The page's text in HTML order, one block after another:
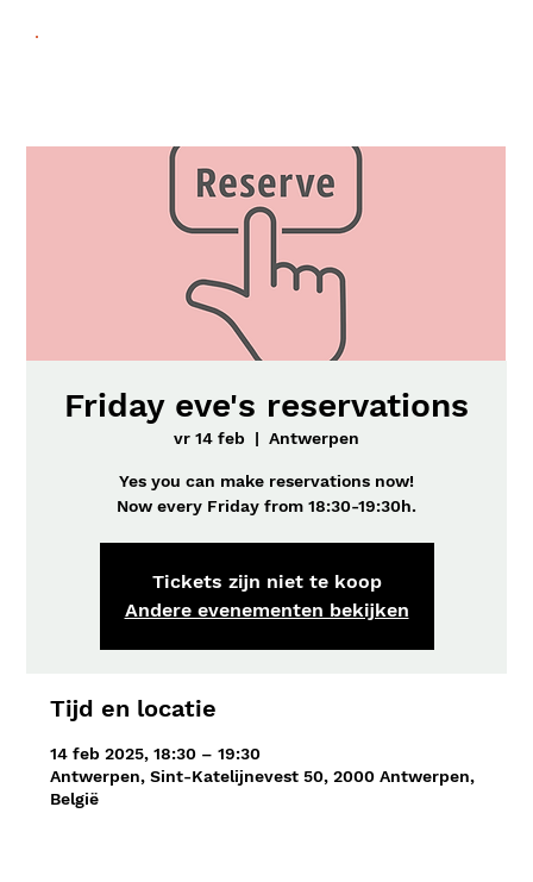
Friday eve's reservations
vr 14 feb
  |
Antwerpen
Yes you can make reservations now!
Now every Friday from 18:30-19:30h.
Tickets zijn niet te koop
Andere evenementen bekijken
Tijd en locatie
14 feb 2025, 18:30 – 19:30
Antwerpen, Sint-Katelijnevest 50, 2000 Antwerpen,
België